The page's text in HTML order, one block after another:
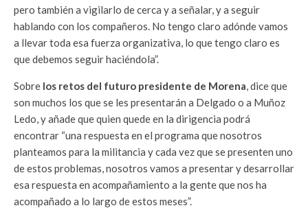
pero también a vigilarlo de cerca y a señalar, y a seguir
hablando con los compañeros. No tengo claro adónde vamos
a llevar toda esa fuerza organizativa, lo que tengo claro es
que debemos seguir haciéndola”.
Sobre los retos del futuro presidente de Morena, dice que
son muchos los que se les presentarán a Delgado o a Muñoz
Ledo, y añade que quien quede en la dirigencia podrá
encontrar “una respuesta en el programa que nosotros
planteamos para la militancia y cada vez que se presenten uno
de estos problemas, nosotros vamos a presentar y desarrollar
esa respuesta en acompañamiento a la gente que nos ha
acompañado a lo largo de estos meses”.